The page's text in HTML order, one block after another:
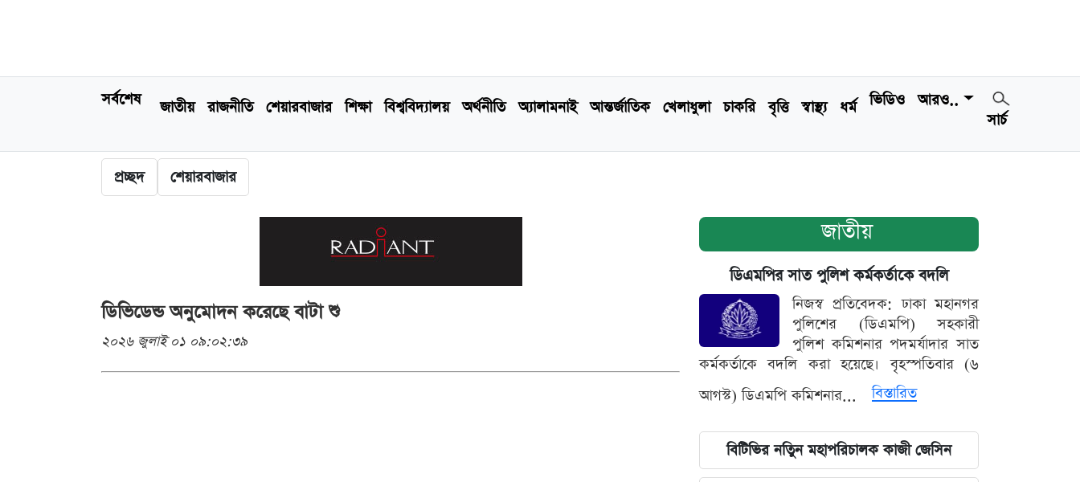
সর্বশেষ জাতীয় রাজনীতি শেয়ারবাজার শিক্ষা বিশ্ববিদ্যালয় অর্থনীতি অ্যালামনাই আন্তর্জাতিক খেলাধুলা চাকরি বৃত্তি স্বাস্থ্য ধর্ম ভিডিও
আরও..
সার্চ
প্রচ্ছদ শেয়ারবাজার
ডিভিডেন্ড অনুমোদন করেছে বাটা শু
২০২৬ জুলাই ০১ ০৯:০২:৩৯
জাতীয়
ডিএমপির সাত পুলিশ কর্মকর্তাকে বদলি
নিজস্ব প্রতিবেদক: ঢাকা মহানগর
পুলিশের (ডিএমপি) সহকারী
পুলিশ কমিশনার পদমর্যাদার সাত
কর্মকর্তাকে বদলি করা হয়েছে। বৃহস্পতিবার (৬
আগস্ট) ডিএমপি কমিশনার...
বিস্তারিত
বিটিভির নতিুন মহাপরিচালক কাজী জেসিন